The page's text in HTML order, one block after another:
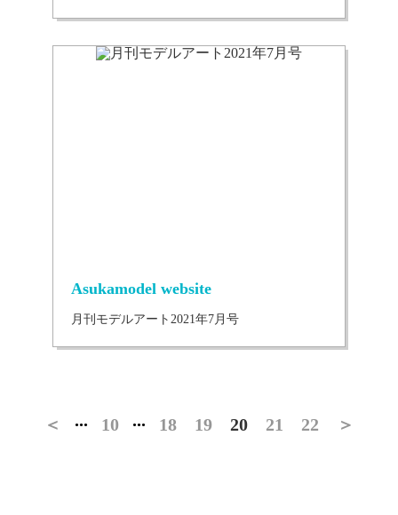
Asukamodel website
月刊モデルアート2021年7月号
＜ ... 10 ... 18 19 20 21 22 ＞